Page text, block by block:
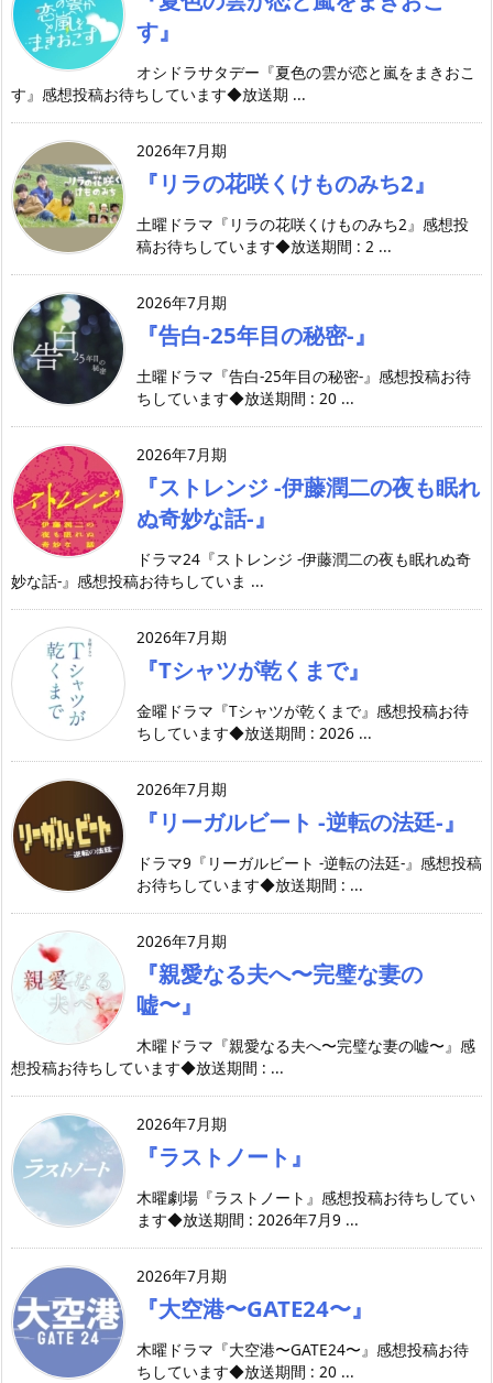
す』
オシドラサタデー『夏色の雲が恋と嵐をまきおこ
す』感想投稿お待ちしています◆放送期 ...
2026年7月期
『リラの花咲くけものみち2』
土曜ドラマ『リラの花咲くけものみち2』感想投
稿お待ちしています◆放送期間 : 2 ...
2026年7月期
『告白-25年目の秘密-』
土曜ドラマ『告白-25年目の秘密-』感想投稿お待
ちしています◆放送期間 : 20 ...
2026年7月期
『ストレンジ -伊藤潤二の夜も眠れ
ぬ奇妙な話-』
ドラマ24『ストレンジ -伊藤潤二の夜も眠れぬ奇
妙な話-』感想投稿お待ちしていま ...
2026年7月期
『Tシャツが乾くまで』
金曜ドラマ『Tシャツが乾くまで』感想投稿お待
ちしています◆放送期間 : 2026 ...
2026年7月期
『リーガルビート -逆転の法廷-』
ドラマ9『リーガルビート -逆転の法廷-』感想投稿
お待ちしています◆放送期間 : ...
2026年7月期
『親愛なる夫へ〜完璧な妻の
嘘〜』
木曜ドラマ『親愛なる夫へ〜完璧な妻の嘘〜』感
想投稿お待ちしています◆放送期間 : ...
2026年7月期
『ラストノート』
木曜劇場『ラストノート』感想投稿お待ちしてい
ます◆放送期間 : 2026年7月9 ...
2026年7月期
『大空港〜GATE24〜』
木曜ドラマ『大空港〜GATE24〜』感想投稿お待
ちしています◆放送期間 : 20 ...